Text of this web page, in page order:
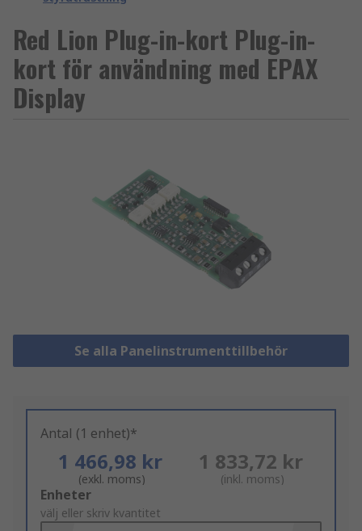
Red Lion Plug-in-kort Plug-in-
kort för användning med EPAX
Display
Se alla Panelinstrumenttillbehör
Antal (1 enhet)*
1 466,98 kr
(exkl. moms)
1 833,72 kr
(inkl. moms)
Add
to
Enheter
välj eller skriv kvantitet